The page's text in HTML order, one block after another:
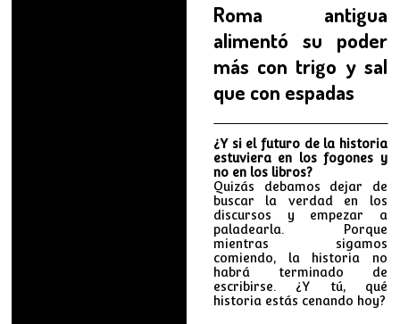
Roma antigua
alimentó su poder
más con trigo y sal
que con espadas
¿Y si el futuro de la historia
estuviera en los fogones y
no en los libros?
Quizás debamos dejar de
buscar la verdad en los
discursos y empezar a
paladearla. Porque
mientras sigamos
comiendo, la historia no
habrá terminado de
escribirse. ¿Y tú, qué
historia estás cenando hoy?